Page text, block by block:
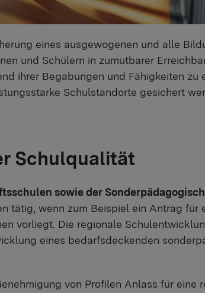
eines ausgewogenen und alle
und Schülern in zumutbarer
ihrer Begabungen und Fähigkeiten zu
Schulstandorte gesichert
Schulqualität
sowie der
tätig, wenn zum Beispiel ein Antrag für
vorliegt. Die regionale
eines bedarfsdeckenden
von Profilen Anlass für eine